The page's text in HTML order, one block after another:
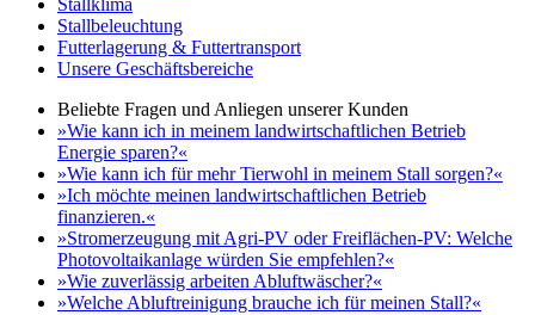
Stallklima
Stallbeleuchtung
Futterlagerung & Futtertransport
Unsere Geschäftsbereiche
Beliebte Fragen und Anliegen unserer Kunden
»Wie kann ich in meinem landwirtschaftlichen Betrieb
Energie sparen?«
»Wie kann ich für mehr Tierwohl in meinem Stall sorgen?«
»Ich möchte meinen landwirtschaftlichen Betrieb
finanzieren.«
»Stromerzeugung mit Agri-PV oder Freiflächen-PV: Welche
Photovoltaikanlage würden Sie empfehlen?«
»Wie zuverlässig arbeiten Abluftwäscher?«
»Welche Abluftreinigung brauche ich für meinen Stall?«